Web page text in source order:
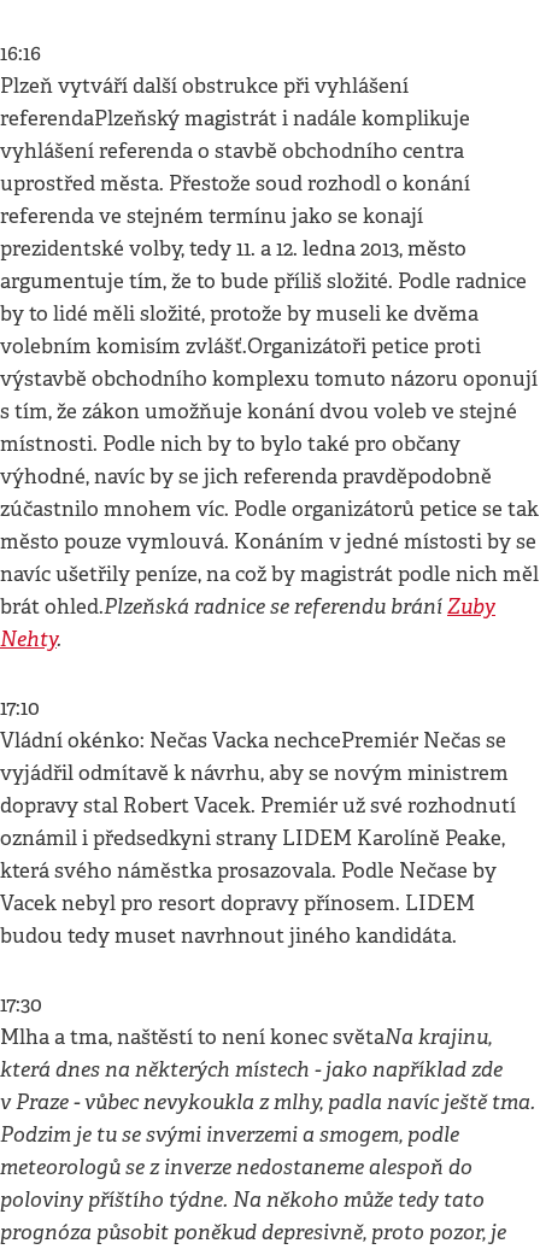
16:16
Plzeň vytváří další obstrukce při vyhlášení
referendaPlzeňský magistrát i nadále komplikuje
vyhlášení referenda o stavbě obchodního centra
uprostřed města. Přestože soud rozhodl o konání
referenda ve stejném termínu jako se konají
prezidentské volby, tedy 11. a 12. ledna 2013, město
argumentuje tím, že to bude příliš složité. Podle radnice
by to lidé měli složité, protože by museli ke dvěma
volebním komisím zvlášť.Organizátoři petice proti
výstavbě obchodního komplexu tomuto názoru oponují
s tím, že zákon umožňuje konání dvou voleb ve stejné
místnosti. Podle nich by to bylo také pro občany
výhodné, navíc by se jich referenda pravděpodobně
zúčastnilo mnohem víc. Podle organizátorů petice se tak
město pouze vymlouvá. Konáním v jedné místosti by se
navíc ušetřily peníze, na což by magistrát podle nich měl
brát ohled.Plzeňská radnice se referendu bráníZuby
Nehty.
17:10
Vládní okénko: Nečas Vacka nechcePremiér Nečas se
vyjádřil odmítavě k návrhu, aby se novým ministrem
dopravy stal Robert Vacek. Premiér už své rozhodnutí
oznámil i předsedkyni strany LIDEM Karolíně Peake,
která svého náměstka prosazovala. Podle Nečase by
Vacek nebyl pro resort dopravy přínosem. LIDEM
budou tedy muset navrhnout jiného kandidáta.
17:30
Mlha a tma, naštěstí to není konec světaNa krajinu,
která dnes na některých místech - jako například zde
v Praze - vůbec nevykoukla z mlhy, padla navíc ještě tma.
Podzim je tu se svými inverzemi a smogem, podle
meteorologů se z inverze nedostaneme alespoň do
poloviny příštího týdne. Na někoho může tedy tato
prognóza působit poněkud depresivně, proto pozor, je